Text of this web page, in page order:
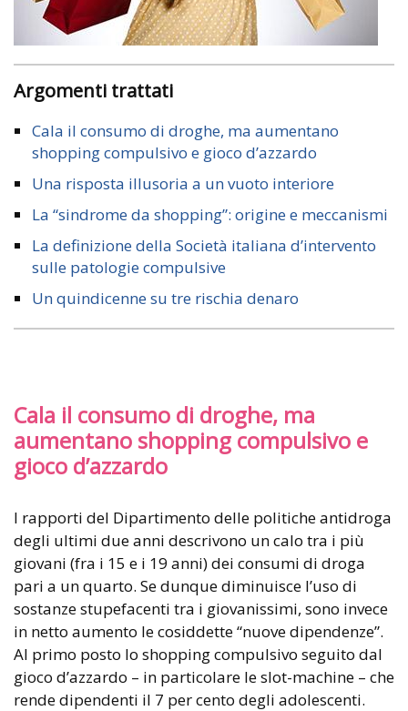
Argomenti trattati
Cala il consumo di droghe, ma aumentano
shopping compulsivo e gioco d’azzardo
Una risposta illusoria a un vuoto interiore
La “sindrome da shopping”: origine e meccanismi
La definizione della Società italiana d’intervento
sulle patologie compulsive
Un quindicenne su tre rischia denaro
Cala il consumo di droghe, ma
aumentano shopping compulsivo e
gioco d’azzardo
I rapporti del Dipartimento delle politiche antidroga
degli ultimi due anni descrivono un calo tra i più
giovani (fra i 15 e i 19 anni) dei consumi di droga
pari a un quarto. Se dunque diminuisce l’uso di
sostanze stupefacenti tra i giovanissimi, sono invece
in netto aumento le cosiddette “nuove dipendenze”.
Al primo posto lo shopping compulsivo seguito dal
gioco d’azzardo – in particolare le slot-machine – che
rende dipendenti il 7 per cento degli adolescenti.